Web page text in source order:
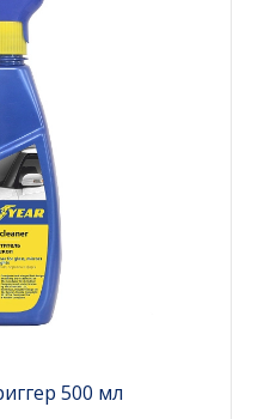
500 мл